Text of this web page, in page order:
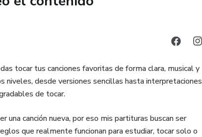
tocar tus canciones favoritas de forma clara, musical y
desde versiones sencillas hasta interpretaciones
de tocar.
canción nueva, por eso mis partituras buscan ser
que realmente funcionan para estudiar, tocar solo o